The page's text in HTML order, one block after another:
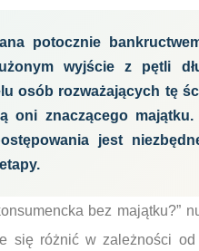
potocznie
wyjście z pętli
osób rozważających tę
oni znaczącego
jest
bez
się różnić w zależności